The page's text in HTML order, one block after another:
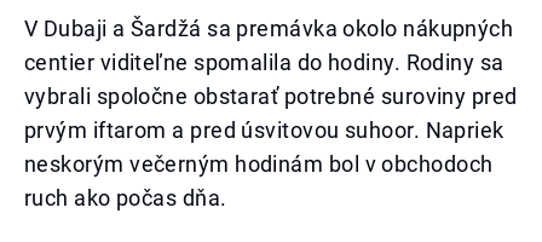
V Dubaji a Šardžá sa premávka okolo nákupných
centier viditeľne spomalila do hodiny. Rodiny sa
vybrali spoločne obstarať potrebné suroviny pred
prvým iftarom a pred úsvitovou suhoor. Napriek
neskorým večerným hodinám bol v obchodoch
ruch ako počas dňa.